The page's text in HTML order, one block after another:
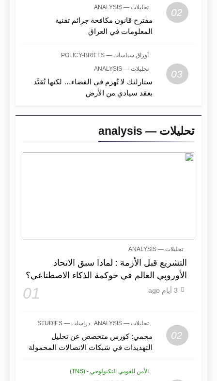
02
تحليلات — ANALYSIS
مقترح قانون مكافحة جرائم تقنية
المعلومات في العراق
03
أوراق سياسات — POLICY-BRIEFS
تحليلات — ANALYSIS
ستارلنك لا تُهزم في الفضاء… لكنها تُقيَّد
بعقد سيادي من الأرض
تحليلات — analysis
تحليلات — ANALYSIS
التشريع قبل الأزمة : لماذا سبق الاتحاد
الأوروبي العالم في حوكمة الذكاء الاصطناعي؟
01 3 أيام ago
02
تحليلات — ANALYSIS دراسات — STUDIES
محمي: كورس متخصص عن تحليل
التهديدات في شبكات الاتصالات المحمولة
الأمن القومي التكنولوجي - (TNS)